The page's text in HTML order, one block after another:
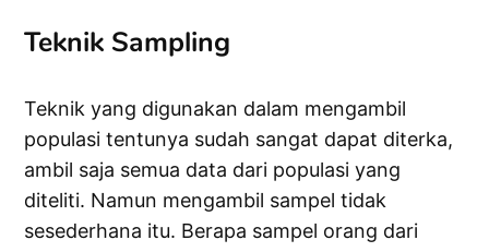
Teknik Sampling
Teknik yang digunakan dalam mengambil
populasi tentunya sudah sangat dapat diterka,
ambil saja semua data dari populasi yang
diteliti. Namun mengambil sampel tidak
sesederhana itu. Berapa sampel orang dari